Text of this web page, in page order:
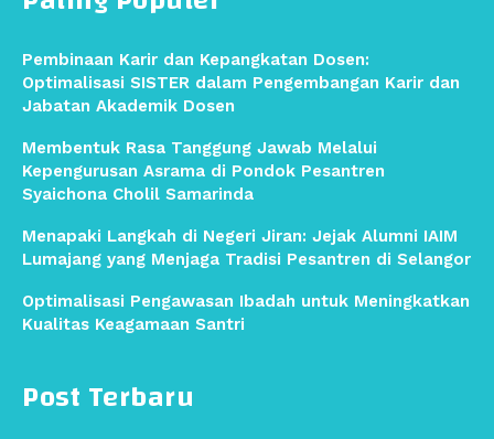
Post Terbaru
Pembinaan Karir dan Kepangkatan Dosen:
Optimalisasi SISTER dalam Pengembangan Karir dan
Jabatan Akademik Dosen
Membentuk Rasa Tanggung Jawab Melalui
Kepengurusan Asrama di Pondok Pesantren
Syaichona Cholil Samarinda
Menapaki Langkah di Negeri Jiran: Jejak Alumni IAIM
Lumajang yang Menjaga Tradisi Pesantren di Selangor
Optimalisasi Pengawasan Ibadah untuk Meningkatkan
Kualitas Keagamaan Santri